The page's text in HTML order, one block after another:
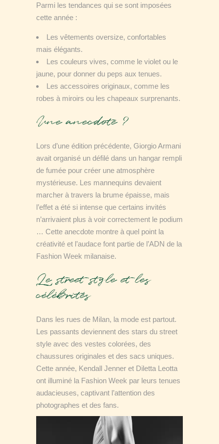
Parmi les tendances qui se sont imposées
cette année :
Les vêtements oversize, confortables
mais élégants.
Les couleurs vives, comme le violet ou le
jaune, pour donner du peps aux tenues.
Les accessoires originaux, comme les
robes à miroirs ou les chapeaux surprenants.
Une anecdote ?
Lors d’une édition précédente, Giorgio Armani
avait organisé un défilé dans un hangar rempli
de fumée pour créer une atmosphère
mystérieuse. Les mannequins devaient
marcher à travers la brume épaisse, mais
l’effet a été si intense que certains invités
n’arrivaient plus à voir correctement le podium
… Cette anecdote montre à quel point la
créativité et l’audace font partie de l’ADN de la
Fashion Week milanaise.
Le street style et les
célébrités
Dans les rues de Milan, la mode est partout.
Les passants deviennent des stars du street
style avec des vestes colorées, des
chaussures originales et des sacs uniques.
Cette année, Kendall Jenner et Diletta Leotta
ont illuminé la Fashion Week par leurs tenues
audacieuses, captivant l’attention des
photographes et des fans.